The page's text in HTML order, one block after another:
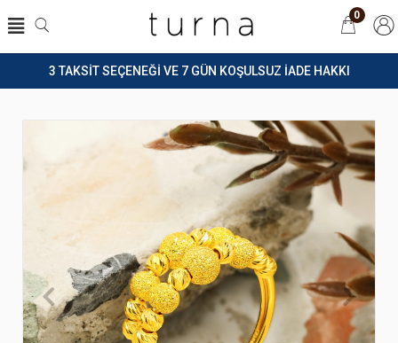
3 TAKSİT SEÇENEĞİ VE 7 GÜN KOŞULSUZ İADE HAKKI
0